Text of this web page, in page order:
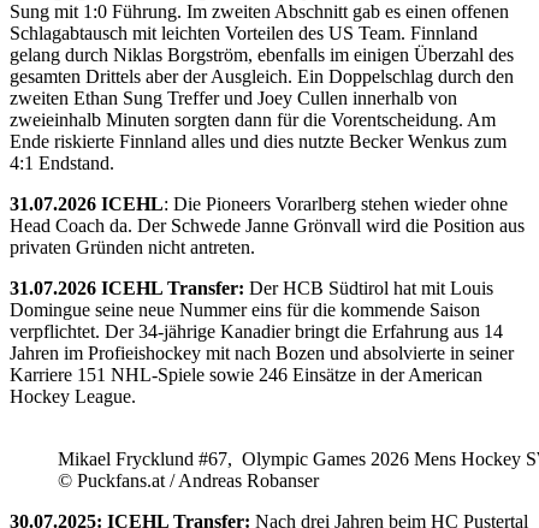
Sung mit 1:0 Führung. Im zweiten Abschnitt gab es einen offenen
Schlagabtausch mit leichten Vorteilen des US Team. Finnland
gelang durch Niklas Borgström, ebenfalls im einigen Überzahl des
gesamten Drittels aber der Ausgleich. Ein Doppelschlag durch den
zweiten Ethan Sung Treffer und Joey Cullen innerhalb von
zweieinhalb Minuten sorgten dann für die Vorentscheidung. Am
Ende riskierte Finnland alles und dies nutzte Becker Wenkus zum
4:1 Endstand.
31.07.2026 ICEHL: Die Pioneers Vorarlberg stehen wieder ohne
Head Coach da. Der Schwede Janne Grönvall wird die Position aus
privaten Gründen nicht antreten.
31.07.2026 ICEHL Transfer: Der HCB Südtirol hat mit Louis
Domingue seine neue Nummer eins für die kommende Saison
verpflichtet. Der 34-jährige Kanadier bringt die Erfahrung aus 14
Jahren im Profieishockey mit nach Bozen und absolvierte in seiner
Karriere 151 NHL-Spiele sowie 246 Einsätze in der American
Hockey League.
Mikael Frycklund #67, Olympic Games 2026 Mens Hockey
© Puckfans.at / Andreas Robanser
30.07.2025: ICEHL Transfer: Nach drei Jahren beim HC Pustertal